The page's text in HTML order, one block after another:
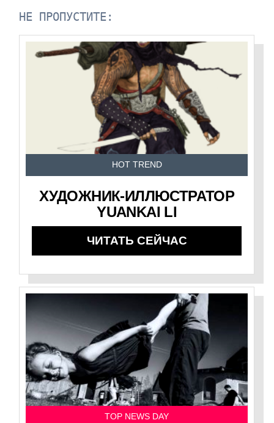
НЕ ПРОПУСТИТЕ:
HOT TREND
ХУДОЖНИК-ИЛЛЮСТРАТОР
YUANKAI LI
ЧИТАТЬ СЕЙЧАС
TOP NEWS DAY